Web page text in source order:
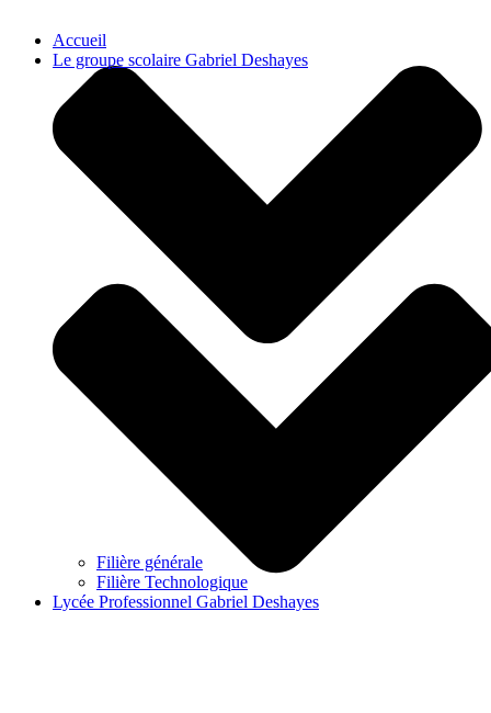
Accueil
Le groupe scolaire Gabriel Deshayes
Filière générale
Filière Technologique
Lycée Professionnel Gabriel Deshayes